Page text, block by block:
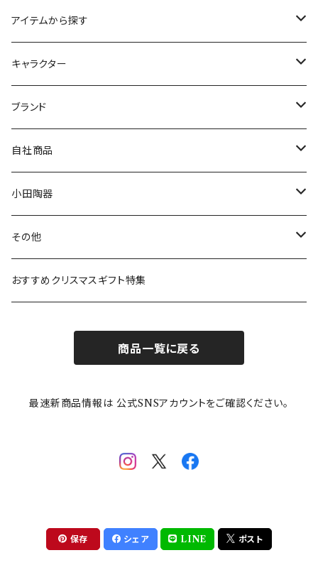
アイテムから探す
九谷焼
マグ＆カップ
プレート
ボウル
ガラスウェア
カトラリー
キャラクター
ムーミン
80th記念アイテム
リトルミイの日記念アイテム
MOOMIN ANIMATION
スヌーピー
ピーターラビット
ポケットモンスター
mofusand（モフサンド）
mofsand×日比谷花壇
ちびまる子ちゃんandクレヨンしんちゃん
ブランド
LA AMYS(エミーズ)
LISA LARSON(リサラーソン)
LAURA ASHLEY(ローラ アシュレイ)
Finlayson(フィンレイソン)
HANAE MORI(ハナエモリ)
THE BEATLES(ザ・ビートルズ)
【山加商店×yaeko】migratory bird
自社商品
ねこ企画
Cecera(セセラ)
CELEC(セレック)
隅切り重箱
HAPPY DINING(ハッピーダイニング)
小田陶器
さざなみ
吉祥
メイメイウェア
SoSo(ソソ）
その他
リサイクル食器
おすすめクリスマスギフト特集
商品一覧に戻る
最速新商品情報は 公式SNSアカウントをご確認ください。
保存 シェア LINE ポスト